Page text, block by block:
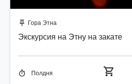
push_pin Гора Этна
Экскурсия на Этну на закате
timer Полдня shopping_cart